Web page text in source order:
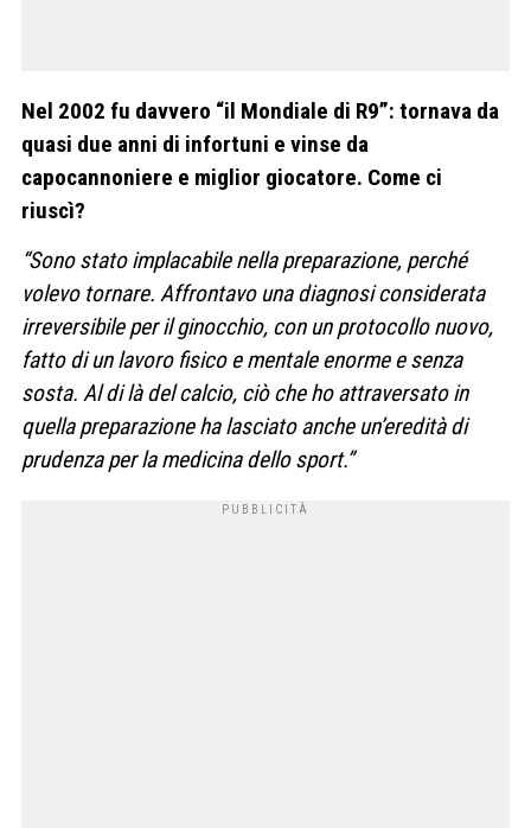
Nel 2002 fu davvero “il Mondiale di R9”: tornava da
quasi due anni di infortuni e vinse da
capocannoniere e miglior giocatore. Come ci
riuscì?
“Sono stato implacabile nella preparazione, perché
volevo tornare. Affrontavo una diagnosi considerata
irreversibile per il ginocchio, con un protocollo nuovo,
fatto di un lavoro fisico e mentale enorme e senza
sosta. Al di là del calcio, ciò che ho attraversato in
quella preparazione ha lasciato anche un’eredità di
prudenza per la medicina dello sport.”